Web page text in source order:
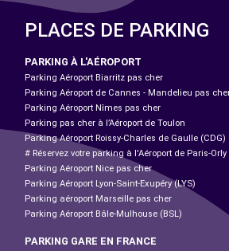
PLACES DE PARKING
PARKING À L'AÉROPORT
Parking Aéroport Biarritz pas cher
Parking Aéroport de Cannes - Mandelieu pas
Parking Aéroport Nîmes pas cher
Parking pas cher à l’Aéroport de Toulon
Parking Aéroport Roissy-Charles de Gaulle (CDG)
# Réservez votre parking à l'Aéroport de Paris-
Parking Aéroport Nice pas cher
Parking Aéroport Lyon-Saint-Exupéry (LYS)
Parking aéroport Marseille pas cher
Parking Aéroport Bâle-Mulhouse (BSL)
PARKING GARE EN FRANCE